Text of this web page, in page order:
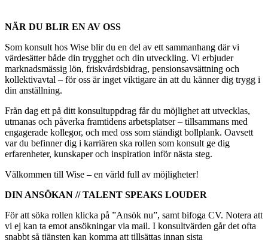
NÄR DU BLIR EN AV OSS
Som konsult hos Wise blir du en del av ett sammanhang där vi
värdesätter både din trygghet och din utveckling. Vi erbjuder
marknadsmässig lön, friskvårdsbidrag, pensionsavsättning och
kollektivavtal – för oss är inget viktigare än att du känner dig trygg i
din anställning.
Från dag ett på ditt konsultuppdrag får du möjlighet att utvecklas,
utmanas och påverka framtidens arbetsplatser – tillsammans med
engagerade kollegor, och med oss som ständigt bollplank. Oavsett
var du befinner dig i karriären ska rollen som konsult ge dig
erfarenheter, kunskaper och inspiration inför nästa steg.
Välkommen till Wise – en värld full av möjligheter!
DIN ANSÖKAN // TALENT SPEAKS LOUDER
För att söka rollen klicka på ”Ansök nu”, samt bifoga CV. Notera att
vi ej kan ta emot ansökningar via mail. I konsultvärden går det ofta
snabbt så tjänsten kan komma att tillsättas innan sista